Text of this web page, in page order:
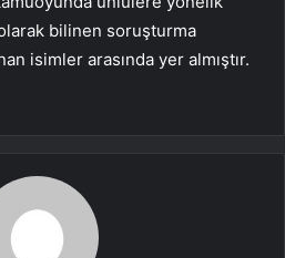
bilinen soruşturma
isimler arasında yer almıştır.